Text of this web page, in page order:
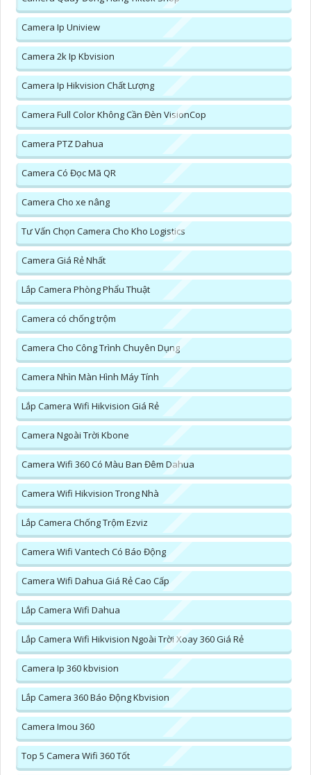
Camera Ip Uniview
Camera 2k Ip Kbvision
Camera Ip Hikvision Chất Lượng
Camera Full Color Không Cần Đèn VisionCop
Camera PTZ Dahua
Camera Có Đọc Mã QR
Camera Cho xe nâng
Tư Vấn Chọn Camera Cho Kho Logistics
Camera Giá Rẻ Nhất
Lắp Camera Phòng Phẩu Thuật
Camera có chống trộm
Camera Cho Công Trình Chuyên Dụng
Camera Nhìn Màn Hình Máy Tính
Lắp Camera Wifi Hikvision Giá Rẻ
Camera Ngoài Trời Kbone
Camera Wifi 360 Có Màu Ban Đêm Dahua
Camera Wifi Hikvision Trong Nhà
Lắp Camera Chống Trộm Ezviz
Camera Wifi Vantech Có Báo Động
Camera Wifi Dahua Giá Rẻ Cao Cấp
Lắp Camera Wifi Dahua
Lắp Camera Wifi Hikvision Ngoài Trời Xoay 360 Giá Rẻ
Camera Ip 360 kbvision
Lắp Camera 360 Báo Động Kbvision
Camera Imou 360
Top 5 Camera Wifi 360 Tốt